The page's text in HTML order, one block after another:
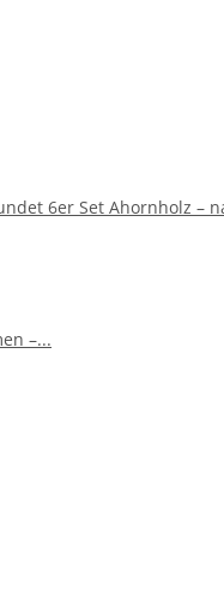
6er Set Ahornholz –